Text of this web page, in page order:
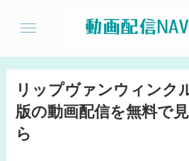
リップヴァンウィンク
版の動画配信を無料で
ら